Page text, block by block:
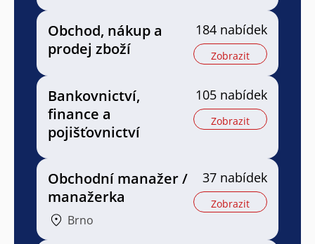
Obchod, nákup a
prodej zboží
184 nabídek
Zobrazit
Bankovnictví,
finance a
pojišťovnictví
105 nabídek
Zobrazit
Obchodní manažer /
manažerka
Brno
37 nabídek
Zobrazit